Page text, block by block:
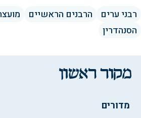
רבני ערים הרבנים הראשיים
הסנהדרין
מדורים